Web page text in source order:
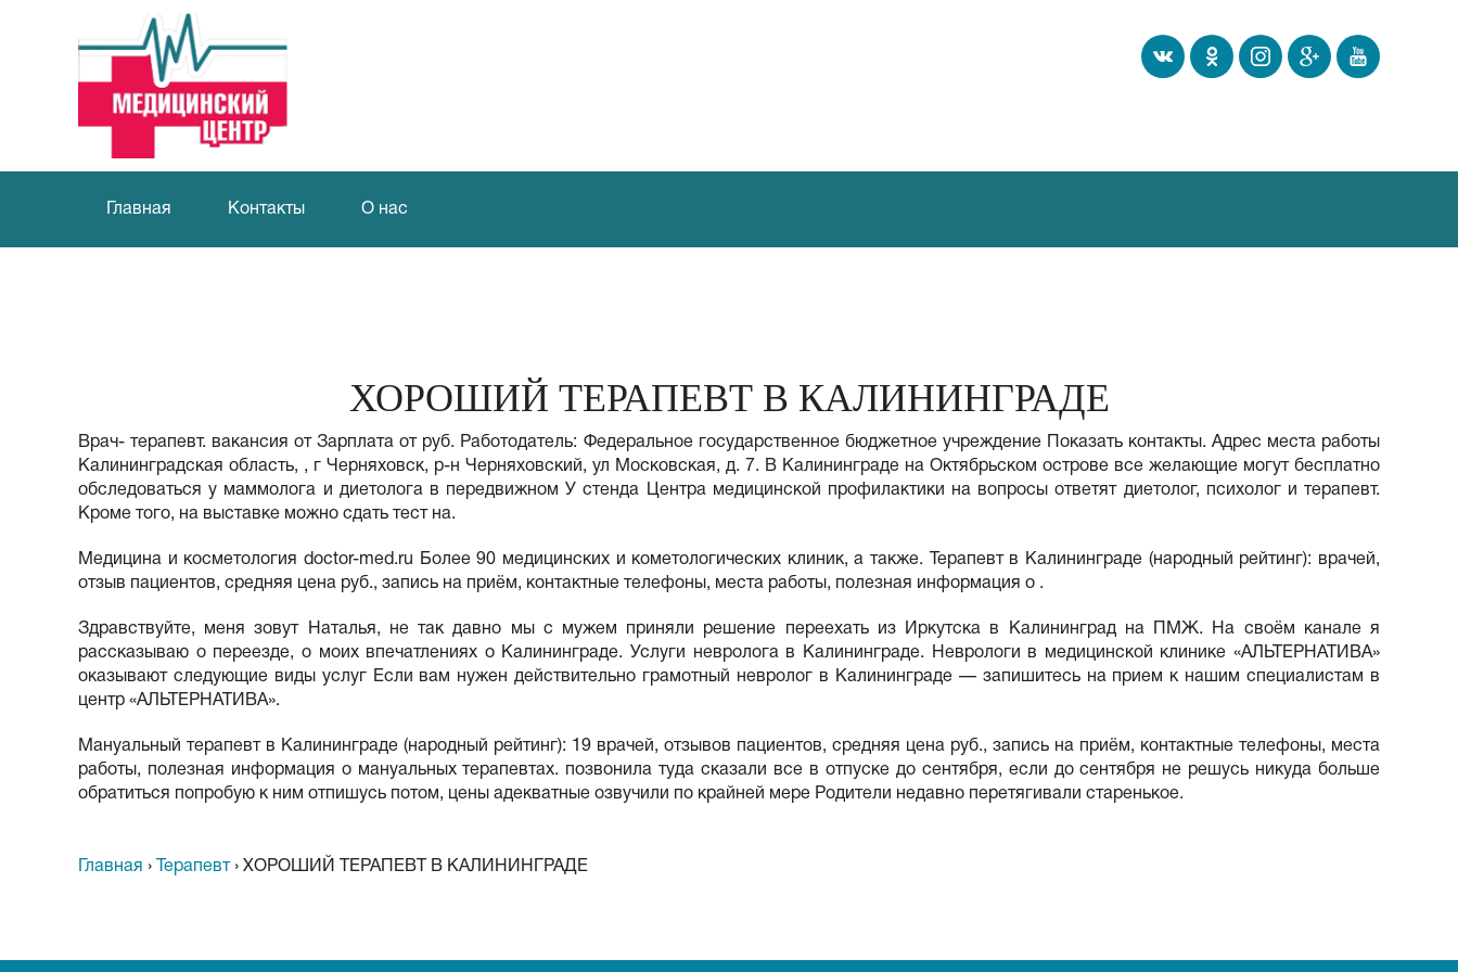
Главная Контакты О нас
ХОРОШИЙ ТЕРАПЕВТ В КАЛИНИНГРАДЕ
Врач- терапевт. вакансия от Зарплата от руб. Работодатель: Федеральное государственное бюджетное учреждение Показать контакты. Адрес места работы
Калининградская область, , г Черняховск, р-н Черняховский, ул Московская, д. 7. В Калининграде на Октябрьском острове все желающие могут бесплатно
обследоваться у маммолога и диетолога в передвижном У стенда Центра медицинской профилактики на вопросы ответят диетолог, психолог и терапевт.
Кроме того, на выставке можно сдать тест на.
Медицина и косметология doctor-med.ru Более 90 медицинских и кометологических клиник, а также. Терапевт в Калининграде (народный рейтинг): врачей,
отзыв пациентов, средняя цена руб., запись на приём, контактные телефоны, места работы, полезная информация о .
Здравствуйте, меня зовут Наталья, не так давно мы с мужем приняли решение переехать из Иркутска в Калининград на ПМЖ. На своём канале я
рассказываю о переезде, о моих впечатлениях о Калининграде. Услуги невролога в Калининграде. Неврологи в медицинской клинике «АЛЬТЕРНАТИВА»
оказывают следующие виды услуг Если вам нужен действительно грамотный невролог в Калининграде — запишитесь на прием к нашим специалистам в
центр «АЛЬТЕРНАТИВА».
Мануальный терапевт в Калининграде (народный рейтинг): 19 врачей, отзывов пациентов, средняя цена руб., запись на приём, контактные телефоны, места
работы, полезная информация о мануальных терапевтах. позвонила туда сказали все в отпуске до сентября, если до сентября не решусь никуда больше
обратиться попробую к ним отпишусь потом, цены адекватные озвучили по крайней мере Родители недавно перетягивали старенькое.
Главная › Терапевт › ХОРОШИЙ ТЕРАПЕВТ В КАЛИНИНГРАДЕ